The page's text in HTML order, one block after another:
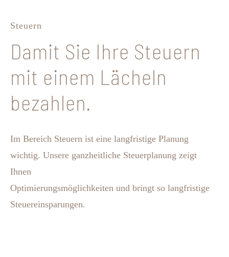
Steuern
Damit Sie Ihre Steuern
mit einem Lächeln
bezahlen.
Im Bereich Steuern ist eine langfristige Planung
wichtig. Unsere ganzheitliche Steuerplanung zeigt
Ihnen
Optimierungsmöglichkeiten und bringt so langfristige
Steuereinsparungen.